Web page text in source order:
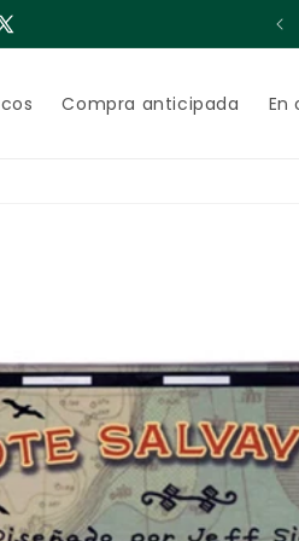
de Juegos
Compra anticipada En